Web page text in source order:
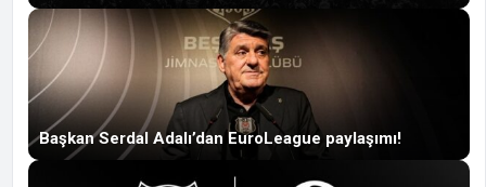
Başkan Serdal Adalı’dan EuroLeague paylaşımı!